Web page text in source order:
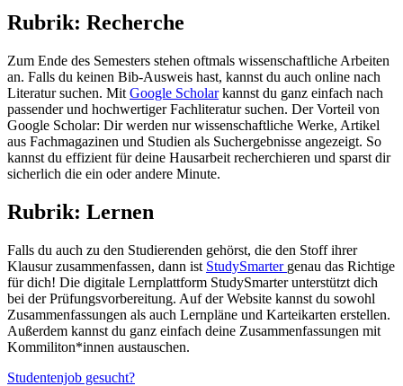
Rubrik: Recherche
Zum Ende des Semesters stehen oftmals wissenschaftliche Arbeiten
an. Falls du keinen Bib-Ausweis hast, kannst du auch online nach
Literatur suchen. Mit Google Scholarkannst du ganz einfach nach
passender und hochwertiger Fachliteratur suchen. Der Vorteil von
Google Scholar: Dir werden nur wissenschaftliche Werke, Artikel
aus Fachmagazinen und Studien als Suchergebnisse angezeigt. So
kannst du effizient für deine Hausarbeit recherchieren und sparst dir
sicherlich die ein oder andere Minute.
Rubrik: Lernen
Falls du auch zu den Studierenden gehörst, die den Stoff ihrer
Klausur zusammenfassen, dann ist StudySmarter genau das Richtige
für dich! Die digitale Lernplattform StudySmarter unterstützt dich
bei der Prüfungsvorbereitung. Auf der Website kannst du sowohl
Zusammenfassungen als auch Lernpläne und Karteikarten erstellen.
Außerdem kannst du ganz einfach deine Zusammenfassungen mit
Kommiliton*innen austauschen.
Studentenjob gesucht?